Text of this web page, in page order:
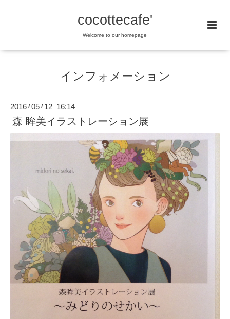
cocottecafe'
Welcome to our homepage
インフォメーション
2016 /05 / 12 16:14
森 眸美イラストレーション展